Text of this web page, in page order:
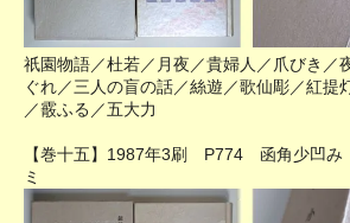
祇園物語／杜若／月夜／貴婦人／爪びき／
ぐれ／三人の盲の話／絲遊／歌仙彫／紅提
／霰ふる／五大力
【巻十五】1987年3刷 P774 函角少凹
ミ